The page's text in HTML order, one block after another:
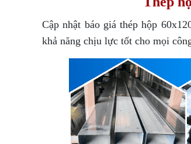
Cập nhật báo giá thép hộp
khả năng chịu lực tốt cho mọi